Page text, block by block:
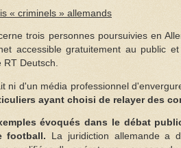
« criminels » allemands
trois personnes poursuivies en
accessible gratuitement au public
RT Deutsch.
ni d'un média professionnel
ayant choisi de relayer des
évoqués dans le débat
football. La juridiction allemande a